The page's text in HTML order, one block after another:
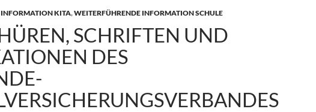
KITA,WEITERFÜHRENDE INFORMATION SCHULE
SCHRIFTEN UND
DES